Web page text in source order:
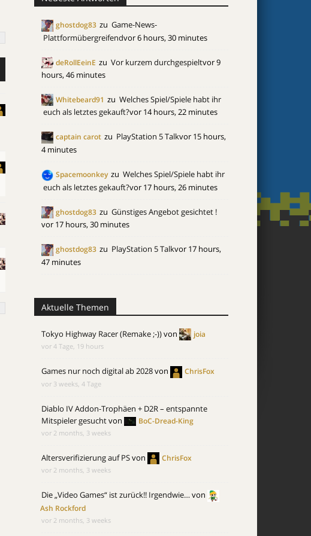
ghostdog83 zu Game-News-
Plattformübergreifendvor 6 hours, 30 minutes
deRollEeinE zu Vor kurzem durchgespieltvor 9
hours, 46 minutes
Whitebeard91 zu Welches Spiel/Spiele habt ihr
euch als letztes gekauft?vor 14 hours, 22 minutes
captain carot zu PlayStation 5 Talkvor 15 hours,
4 minutes
Spacemoonkey zu Welches Spiel/Spiele habt ihr
euch als letztes gekauft?vor 17 hours, 26 minutes
ghostdog83 zu Günstiges Angebot gesichtet !
vor 17 hours, 30 minutes
ghostdog83 zu PlayStation 5 Talkvor 17 hours,
47 minutes
Aktuelle Themen
Tokyo Highway Racer (Remake ;-))von joia
vor 4 Tage, 19 hours
Games nur noch digital ab 2028von ChrisFox
vor 3 weeks, 4 Tage
Diablo IV Addon-Trophäen + D2R – entspannte
Mitspieler gesuchtvon BoC-Dread-King
vor 2 months, 3 weeks
Altersverifizierung auf PSvon ChrisFox
vor 2 months, 3 weeks
Die „Video Games“ ist zurück!! Irgendwie…von
Ash Rockford
vor 2 months, 3 weeks